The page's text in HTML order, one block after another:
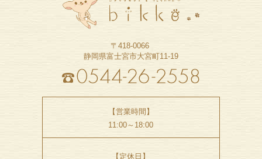
〒418-0066
静岡県富士宮市大宮町11-19
【営業時間】
11:00～18:00
【定休日】